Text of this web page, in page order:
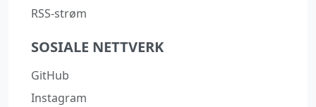
RSS-strøm
SOSIALE NETTVERK
GitHub
Instagram